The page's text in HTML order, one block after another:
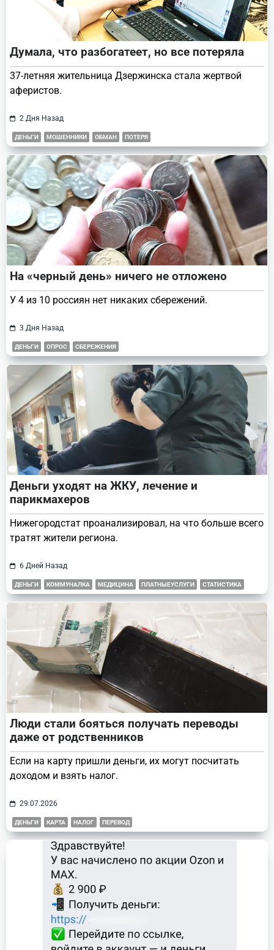
Думала, что разбогатеет, но все потеряла
37-летняя жительница Дзержинска стала жертвой
аферистов.
2 Дня Назад
ДЕНЬГИ МОШЕННИКИ ОБМАН ПОТЕРЯ
На «черный день» ничего не отложено
У 4 из 10 россиян нет никаких сбережений.
3 Дня Назад
ДЕНЬГИ ОПРОС СБЕРЕЖЕНИЯ
Деньги уходят на ЖКУ, лечение и
парикмахеров
Нижегородстат проанализировал, на что больше всего
тратят жители региона.
6 Дней Назад
ДЕНЬГИ КОММУНАЛКА МЕДИЦИНА ПЛАТНЫЕУСЛУГИ СТАТИСТИКА
Люди стали бояться получать переводы
даже от родственников
Если на карту пришли деньги, их могут посчитать
доходом и взять налог.
29.07.2026
ДЕНЬГИ КАРТА НАЛОГ ПЕРЕВОД